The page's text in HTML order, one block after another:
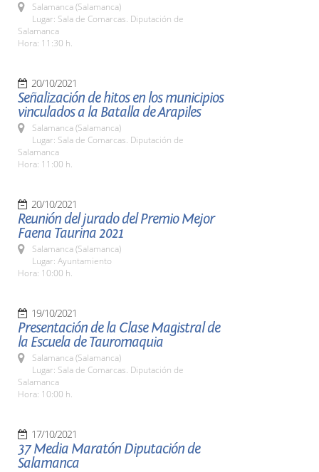
Salamanca (Salamanca)
Lugar: Sala de Comarcas. Diputación de
Salamanca
Hora: 11:30 h.
20/10/2021
Señalización de hitos en los municipios
vinculados a la Batalla de Arapiles
Salamanca (Salamanca)
Lugar: Sala de Comarcas. Diputación de
Salamanca
Hora: 11:00 h.
20/10/2021
Reunión del jurado del Premio Mejor
Faena Taurina 2021
Salamanca (Salamanca)
Lugar: Ayuntamiento
Hora: 10:00 h.
19/10/2021
Presentación de la Clase Magistral de
la Escuela de Tauromaquia
Salamanca (Salamanca)
Lugar: Sala de Comarcas. Diputación de
Salamanca
Hora: 10:00 h.
17/10/2021
37 Media Maratón Diputación de
Salamanca